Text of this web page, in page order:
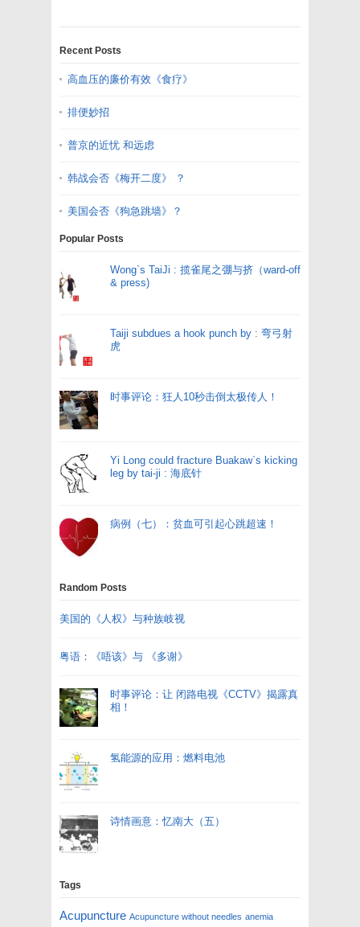
Recent Posts
高血压的廉价有效《食疗》
排便妙招
普京的近忧 和远虑
韩战会否《梅开二度》 ？
美国会否《狗急跳墙》？
Popular Posts
Wong`s TaiJi : 揽雀尾之弸与挤（ward-off
& press)
Taiji subdues a hook punch by : 弯弓射
虎
时事评论：狂人10秒击倒太极传人！
Yi Long could fracture Buakaw`s kicking
leg by tai-ji : 海底针
病例（七）：贫血可引起心跳超速！
Random Posts
美国的《人权》与种族岐视
粤语：《唔该》与 《多谢》
时事评论：让 闭路电视《CCTV》揭露真
相！
氢能源的应用：燃料电池
诗情画意：忆南大（五）
Tags
Acupuncture Acupuncture without needles anemia